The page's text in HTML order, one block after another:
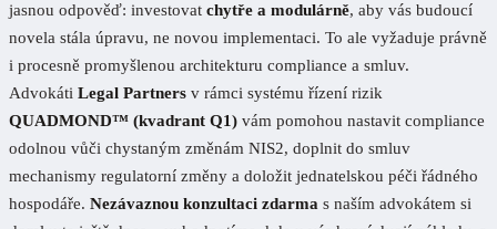
jasnou odpověď: investovat chytře a modulárně, aby vás budoucí
novela stála úpravu, ne novou implementaci. To ale vyžaduje právně
i procesně promyšlenou architekturu compliance a smluv.
Advokáti Legal Partners v rámci systému řízení rizik
QUADMOND™ (kvadrant Q1) vám pomohou nastavit compliance
odolnou vůči chystaným změnám NIS2, doplnit do smluv
mechanismy regulatorní změny a doložit jednatelskou péči řádného
hospodáře. Nezávaznou konzultaci zdarma s naším advokátem si